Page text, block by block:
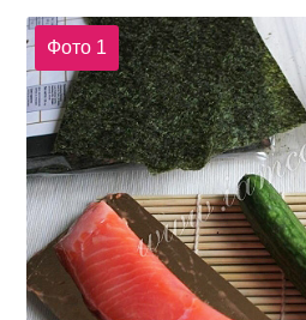
Фото 1